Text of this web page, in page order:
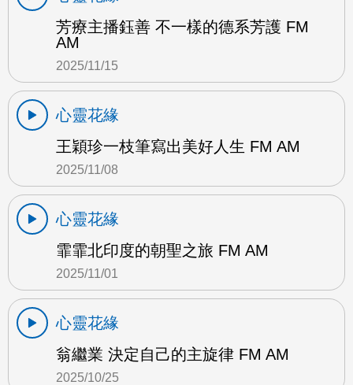
芳療主播鈺善 不一樣的德系芳護 FM
AM
2025/11/15
心靈花緣
王穎珍一枝筆寫出美好人生 FM AM
2025/11/08
心靈花緣
霏霏北印度的朝聖之旅 FM AM
2025/11/01
心靈花緣
翁繼業 決定自己的主旋律 FM AM
2025/10/25